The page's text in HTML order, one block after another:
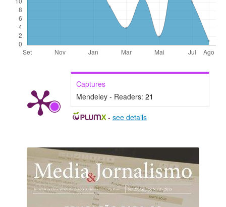
Captures
Mendeley - Readers: 21
- see details